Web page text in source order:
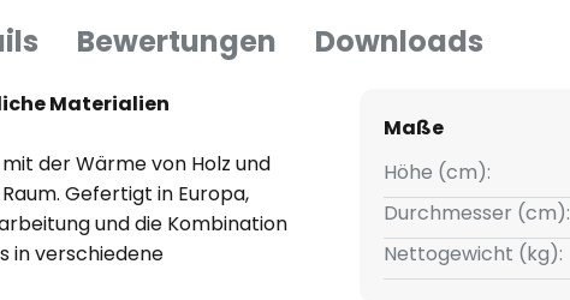
Bewertungen Downloads
Materialien
der Wärme von Holz und
Gefertigt in Europa,
und die Kombination
in verschiedene
Holz als Hauptmaterial
Maße
Höhe (cm):
Durchmesser (cm):
Nettogewicht (kg):